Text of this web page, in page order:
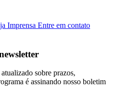
Imprensa Entre em contato
sobre prazos,
é assinando nosso boletim